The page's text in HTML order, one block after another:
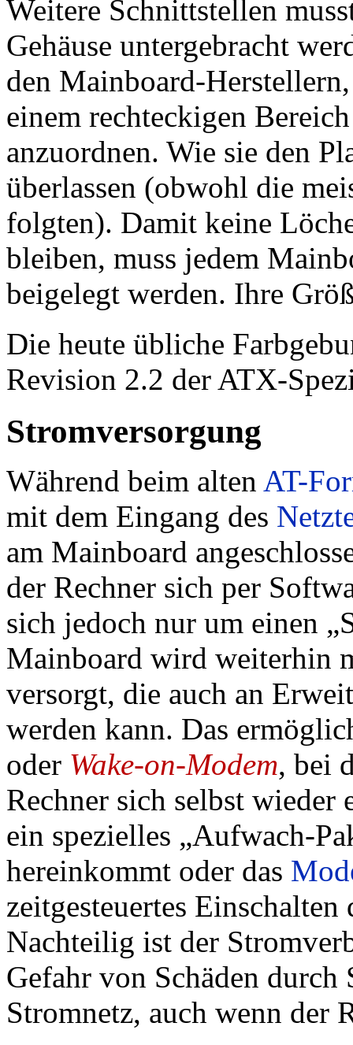
Weitere Schnittstellen
Gehäuse untergebracht
den Mainboard-
einem rechteckigen
anzuordnen. Wie sie den
überlassen (obwohl die
folgten). Damit keine
bleiben, muss jedem
beigelegt werden. Ihre
Die heute übliche
Revision 2.2 der ATX-
Stromversorgung
Während beim alten AT-
mit dem Eingang des
am Mainboard
der Rechner sich per
sich jedoch nur um einen
Mainboard wird weiterhin
versorgt, die auch an
werden kann. Das
oder Wake-on-Modem, bei
Rechner sich selbst
ein spezielles „Aufwach-
hereinkommt oder das
zeitgesteuertes
Nachteilig ist der
Gefahr von Schäden durch
Stromnetz, auch wenn der